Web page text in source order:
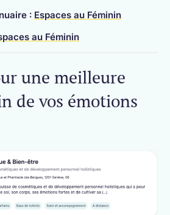
: Espaces au Féminin
au Féminin
une meilleure
de vos émotions